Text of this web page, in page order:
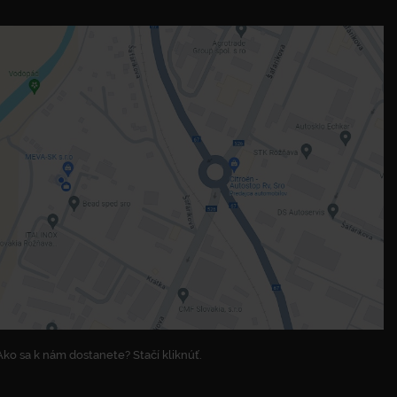
sa k nám dostanete? Stačí kliknúť.